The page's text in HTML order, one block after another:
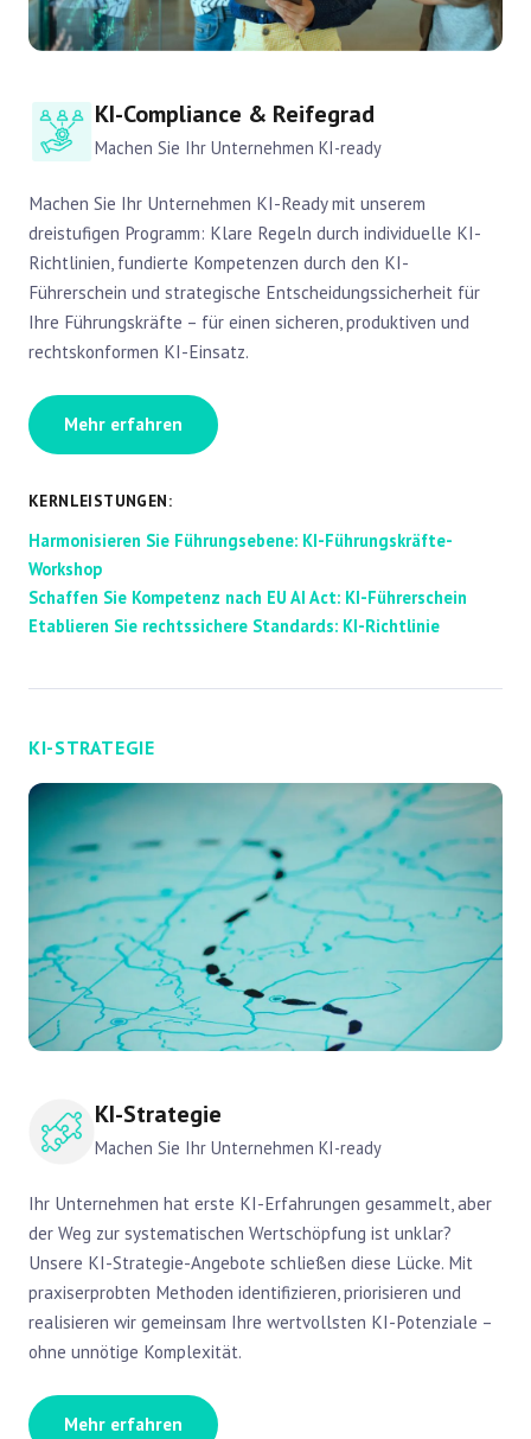
KI-Compliance & Reifegrad
Machen Sie Ihr Unternehmen KI-ready
Machen Sie Ihr Unternehmen KI-Ready mit unserem
dreistufigen Programm: Klare Regeln durch individuelle KI-
Richtlinien, fundierte Kompetenzen durch den KI-
Führerschein und strategische Entscheidungssicherheit für
Ihre Führungskräfte – für einen sicheren, produktiven und
rechtskonformen KI-Einsatz.
Mehr erfahren
KERNLEISTUNGEN:
Harmonisieren Sie Führungsebene: KI-Führungskräfte-
Workshop
Schaffen Sie Kompetenz nach EU AI Act: KI-Führerschein
Etablieren Sie rechtssichere Standards: KI-Richtlinie
KI-STRATEGIE
KI-Strategie
Machen Sie Ihr Unternehmen KI-ready
Ihr Unternehmen hat erste KI-Erfahrungen gesammelt, aber
der Weg zur systematischen Wertschöpfung ist unklar?
Unsere KI-Strategie-Angebote schließen diese Lücke. Mit
praxiserprobten Methoden identifizieren, priorisieren und
realisieren wir gemeinsam Ihre wertvollsten KI-Potenziale –
ohne unnötige Komplexität.
Mehr erfahren